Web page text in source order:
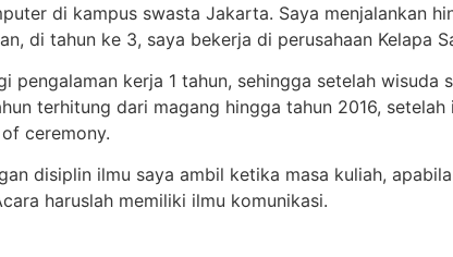
di kampus swasta Jakarta. Saya menjalankan
di tahun ke 3, saya bekerja di perusahaan Kelapa
pengalaman kerja 1 tahun, sehingga setelah
terhitung dari magang hingga tahun 2016,
ceremony.
disiplin ilmu saya ambil ketika masa kuliah,
haruslah memiliki ilmu komunikasi.